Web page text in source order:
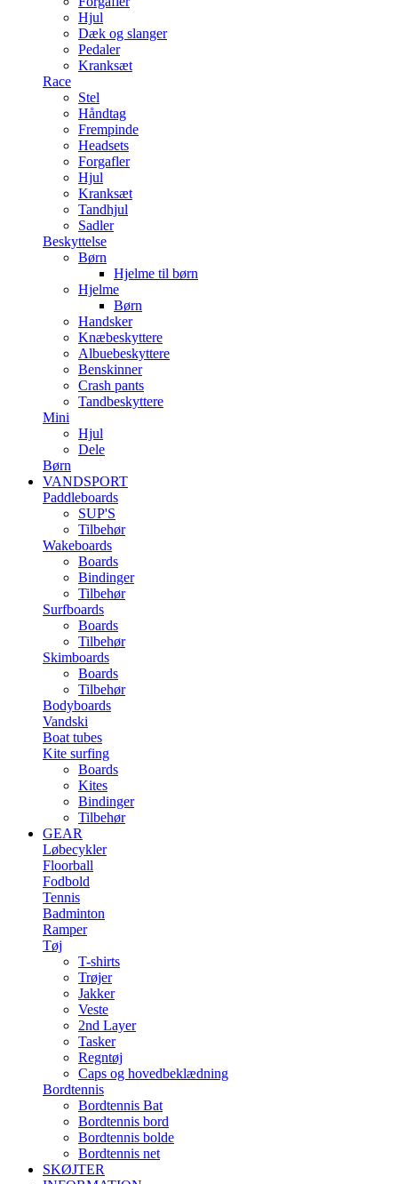
Hjul
Dæk og slanger
Pedaler
Kranksæt
Race
Stel
Håndtag
Frempinde
Headsets
Forgafler
Hjul
Kranksæt
Tandhjul
Sadler
Beskyttelse
Børn
Hjelme til børn
Hjelme
Børn
Handsker
Knæbeskyttere
Albuebeskyttere
Benskinner
Crash pants
Tandbeskyttere
Mini
Hjul
Dele
Børn
VANDSPORT
Paddleboards
SUP'S
Tilbehør
Wakeboards
Boards
Bindinger
Tilbehør
Surfboards
Boards
Tilbehør
Skimboards
Boards
Tilbehør
Bodyboards
Vandski
Boat tubes
Kite surfing
Boards
Kites
Bindinger
Tilbehør
GEAR
Løbecykler
Floorball
Fodbold
Tennis
Badminton
Ramper
Tøj
T-shirts
Trøjer
Jakker
Veste
2nd Layer
Tasker
Regntøj
Caps og hovedbeklædning
Bordtennis
Bordtennis Bat
Bordtennis bord
Bordtennis bolde
Bordtennis net
SKØJTER